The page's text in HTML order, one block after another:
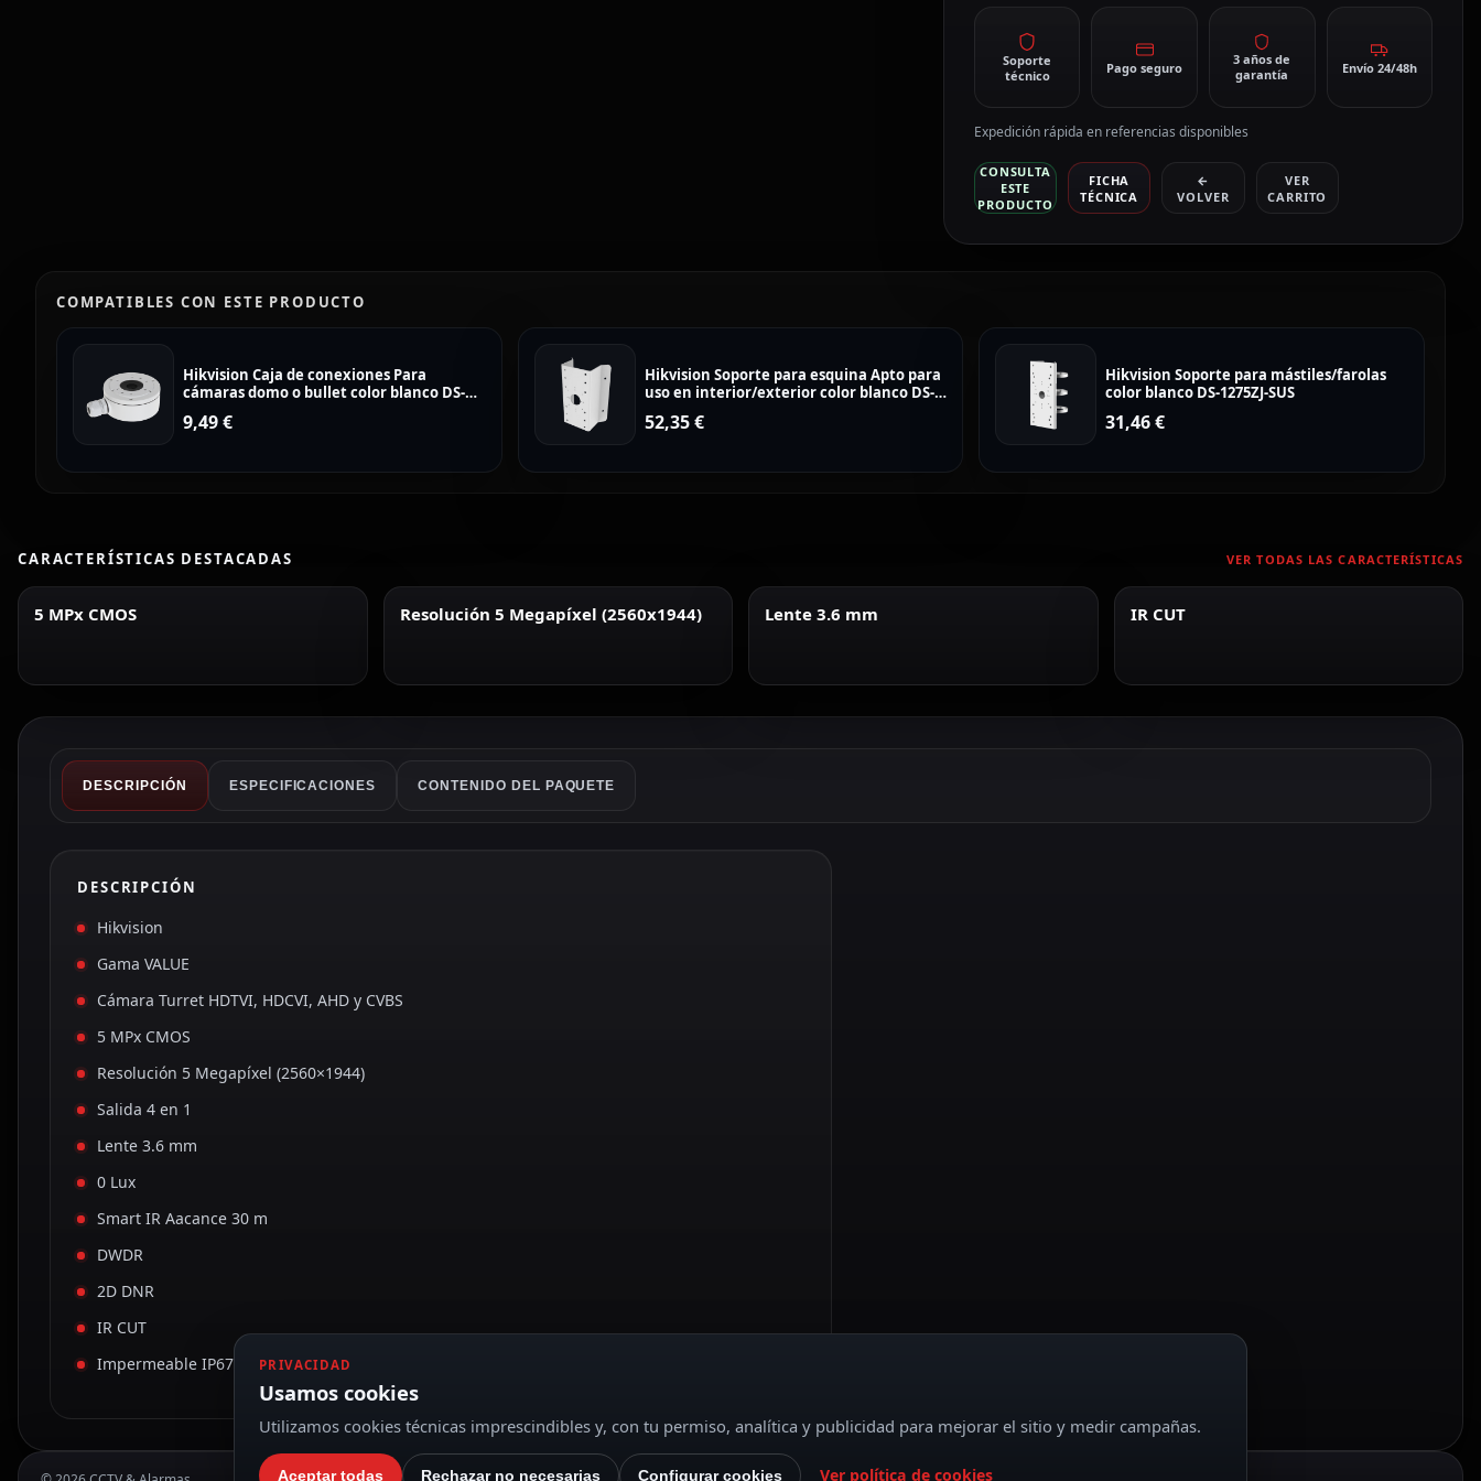
Soporte
técnico
Pago seguro
3 años de
garantía
Envío 24/48h
Expedición rápida en referencias disponibles
CONSULTA
ESTE
PRODUCTO
FICHA
TÉCNICA
←
VOLVER
VER
CARRITO
COMPATIBLES CON ESTE PRODUCTO
Hikvision Caja de conexiones Para
cámaras domo o bullet color blanco DS-
9,49€
Hikvision Soporte para esquina Apto para
uso en interior/exterior color blanco DS-
52,35€
Hikvision Soporte para mástiles/farolas
color blanco DS-1275ZJ-SUS
31,46€
CARACTERÍSTICAS DESTACADAS VER TODAS LAS CARACTERÍSTICAS
5 MPx CMOS Resolución 5 Megapíxel (2560x1944) Lente 3.6 mm IR CUT
DESCRIPCIÓN ESPECIFICACIONES CONTENIDO DEL PAQUETE
DESCRIPCIÓN
Hikvision
Gama VALUE
Cámara Turret HDTVI, HDCVI, AHD y CVBS
5 MPx CMOS
Resolución 5 Megapíxel (2560×1944)
Salida 4 en 1
Lente 3.6 mm
0 Lux
Smart IR Aacance 30 m
DWDR
2D DNR
IR CUT
Impermeable IP67
PRIVACIDAD
Usamos cookies
Utilizamos cookies técnicas imprescindibles y, con tu permiso, analítica y publicidad para mejorar el sitio y medir campañas.
Aceptar todas Rechazar no necesarias Configurar cookies Ver política de cookies